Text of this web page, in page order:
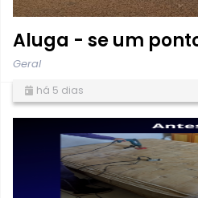
Aluga - se um
Geral
há 5 dias